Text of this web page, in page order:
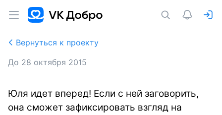
Вернуться к проекту
До 28 октября 2015
Юля идет вперед! Если с ней заговорить,
она сможет зафиксировать взгляд на